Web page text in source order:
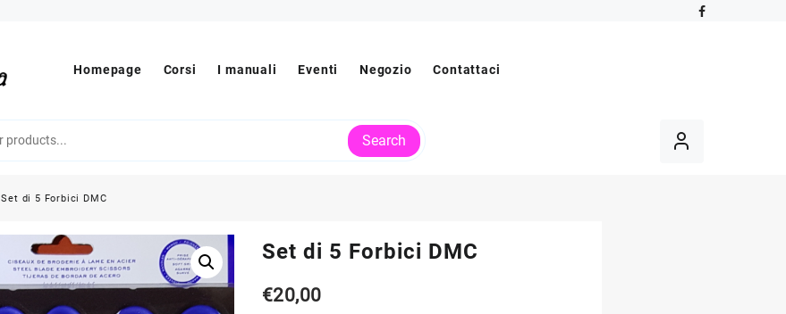
Homepage Corsi I manuali Eventi Negozio Contattaci
Search
Set di 5 Forbici DMC
Set di 5 Forbici DMC
€20,00